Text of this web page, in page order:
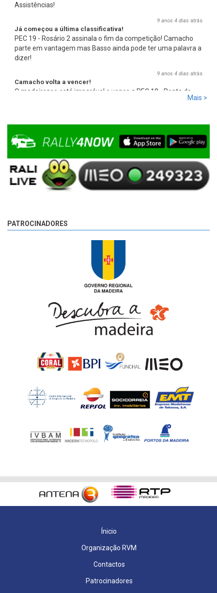
Assistências!
9 anos 4 dias atrás
Já começou a última classificativa!
PEC 19 - Rosário 2 assinala o fim da competição! Camacho
parte em vantagem mas Basso ainda pode ter uma palavra a
dizer!
9 anos 4 dias atrás
Camacho volta a vencer!
O madeirense está imparável e vence a PEC 18 - Ponta do
Pargo 2, com 00:08:08,0, mais 2,7s que Basso e mais 17,8sMais >
PATROCINADORES
Ínicio
Organização RVM
Contactos
Patrocinadores